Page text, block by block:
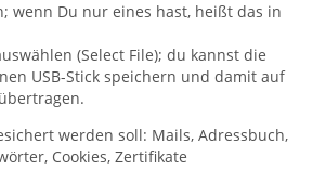
wenn Du nur eines hast, heißt das in
(Select File); du kannst die
USB-Stick speichern und damit auf
werden soll: Mails, Adressbuch,
Cookies, Zertifikate